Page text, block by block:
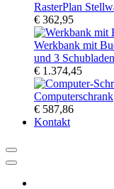
RasterPlan
€ 362,95
Werkbank mit
und 3 Schubladen
€ 1.374,45
Computerschrank
€ 587,86
Kontakt